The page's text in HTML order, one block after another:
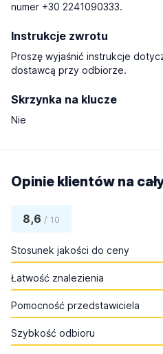
numer +30 2241090333.
Instrukcje zwrotu
Proszę wyjaśnić instrukcje
dostawcą przy odbiorze.
Skrzynka na klucze
Nie
Opinie klientów na
8,6 / 10
Stosunek jakości do ceny
Łatwość znalezienia
Pomocność przedstawiciela
Szybkość odbioru